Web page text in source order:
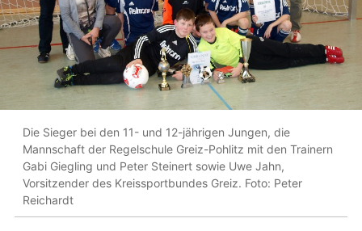
Die Sieger bei den 11- und 12-jährigen Jungen, die
Mannschaft der Regelschule Greiz-Pohlitz mit den Trainern
Gabi Giegling und Peter Steinert sowie Uwe Jahn,
Vorsitzender des Kreissportbundes Greiz. Foto: Peter
Reichardt